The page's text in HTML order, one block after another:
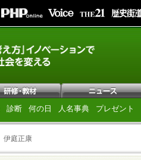
診断 何の日 人名事典 プレゼント
伊庭正康